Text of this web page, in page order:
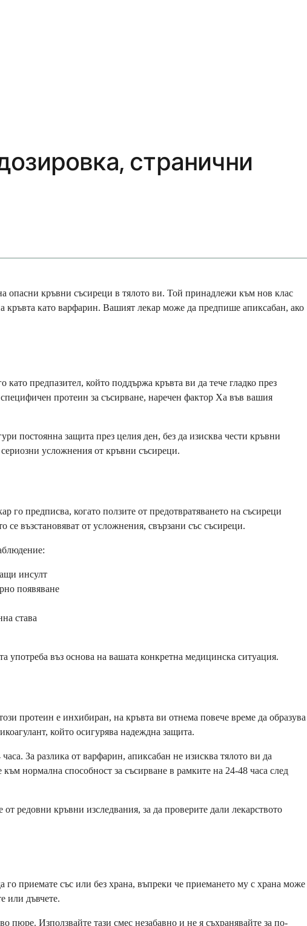
странични
опасни кръвни съсиреци в тялото ви. Той принадлежи към нов клас
кръвта като варфарин. Вашият лекар може да предпише апиксабан, ако
предпазител, който поддържа кръвта ви да тече гладко през
протеин за съсирване, наречен фактор Xa във вашия
постоянна защита през целия ден, без да изисква чести кръвни
усложнения от кръвни съсиреци.
го предписва, когато ползите от предотвратяването на съсиреци
възстановяват от усложнения, свързани със съсиреци.
инсулт
появяване
става
употреба въз основа на вашата конкретна медицинска ситуация.
протеин е инхибиран, на кръвта ви отнема повече време да образува
който осигурява надеждна защита.
За разлика от варфарин, апиксабан не изисква тялото ви да
нормална способност за съсирване в рамките на 24-48 часа след
редовни кръвни изследвания, за да проверите дали лекарството
приемате със или без храна, въпреки че приемането му с храна може
или дъвчете.
пюре. Използвайте тази смес незабавно и не я съхранявайте за по-